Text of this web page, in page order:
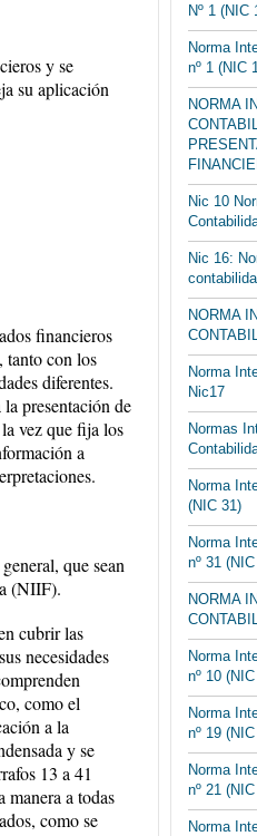
y se
su aplicación
financieros
tanto con los
diferentes.
presentación de
vez que fija los
a
que sean
(NIIF).
cubrir las
necesidades
como el
a la
y se
13 a 41
manera a todas
como se
Nº 1 (NIC
Norma
nº 1 (NIC
NORMA
Nic 10
Nic 16:
NORMA
Norma
Nic17
Normas
Norma
(NIC 31)
Norma
nº 31
NORMA
Norma
nº 10
Norma
nº 19
Norma
nº 21
Norma